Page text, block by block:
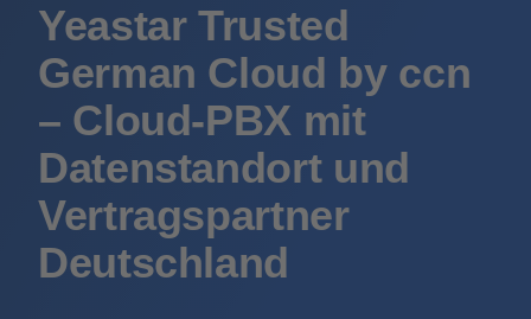
Yeastar Trusted
German Cloud by ccn
– Cloud-PBX mit
Datenstandort und
Vertragspartner
Deutschland